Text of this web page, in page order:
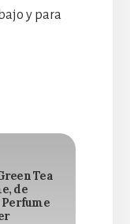
y para
Tea
de
Perfume